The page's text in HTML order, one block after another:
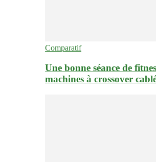
Comparatif
Une bonne séance de
machines à crossover